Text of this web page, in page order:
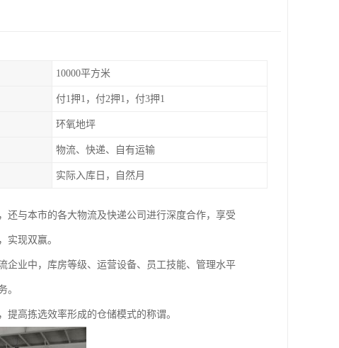
10000平方米
付1押1，付2押1，付3押1
环氧地坪
物流、快递、自有运输
实际入库日，自然月
还与本市的各大物流及快递公司进行深度合作，享受
实现双赢。
企业中，库房等级、运营设备、员工技能、管理水平
。
高拣选效率形成的仓储模式的称谓。